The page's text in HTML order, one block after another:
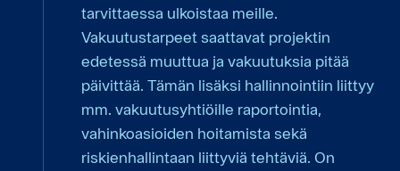
tarvittaessa ulkoistaa meille.
Vakuutustarpeet saattavat projektin
edetessä muuttua ja vakuutuksia pitää
päivittää. Tämän lisäksi hallinnointiin liittyy
mm. vakuutusyhtiöille raportointia,
vahinkoasioiden hoitamista sekä
riskienhallintaan liittyviä tehtäviä. On